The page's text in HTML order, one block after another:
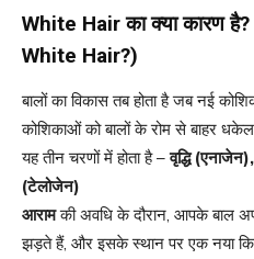
White Hairका क्या कारण है
White Hair?)
बालों का विकास तब होता है जब नई
कोशिकाओं को बालों के रोम से बाहर धकेल
यह तीन चरणों में होता है –वृद्धि(एनाजेन
(टेलोजेन)
आरामकी अवधि के दौरान, आपके बाल
झड़ते हैं, और इसके स्थान पर एक नया